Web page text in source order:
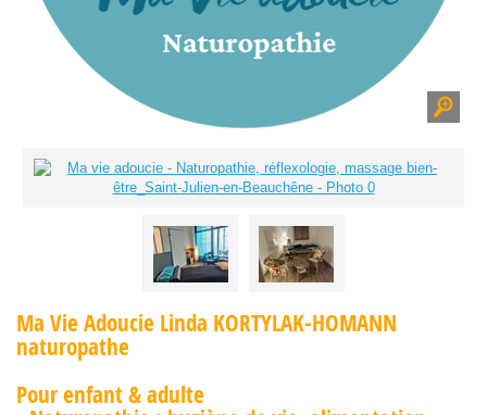
Ma Vie Adoucie Linda KORTYLAK-HOMANN
naturopathe
Pour enfant & adulte